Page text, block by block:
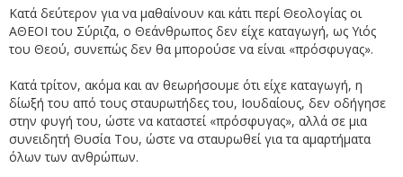
Κατά δεύτερον για να μαθαίνουν και κάτι περί Θεολογίας οι
ΑΘΕΟΙ του Σύριζα, ο Θεάνθρωπος δεν είχε καταγωγή, ως Υιός
του Θεού, συνεπώς δεν θα μπορούσε να είναι «πρόσφυγας».
Κατά τρίτον, ακόμα και αν θεωρήσουμε ότι είχε καταγωγή, η
δίωξή του από τους σταυρωτήδες του, Ιουδαίους, δεν οδήγησε
στην φυγή του, ώστε να καταστεί «πρόσφυγας», αλλά σε μια
συνειδητή Θυσία Του, ώστε να σταυρωθεί για τα αμαρτήματα
όλων των ανθρώπων.